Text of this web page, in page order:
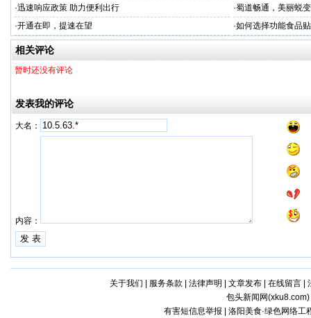
衡营养
·迅速响应政策 助力便利出行 ·蜀道畅通，美丽蜕变
·开通在即，提速在望 ·如何选择功能食品
相关评论
暂时还没有评论
发表我的评论
大名：
内容：
关于我们 服务条款 法律声明 文章发布| 在线留言|
包头新闻网(xku8.com)
有害短信息举报 | 洛阳美食·绿色网络